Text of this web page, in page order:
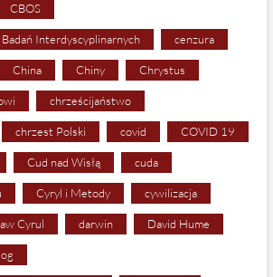
CBOS
Interdyscyplinarnych cenzura
China Chiny Chrystus
chrześcijaństwo
chrzest Polski covid COVID 19
Cud nad Wisłą cuda
Cyryl i Metody cywilizacja
Cyrul darwin David Hume